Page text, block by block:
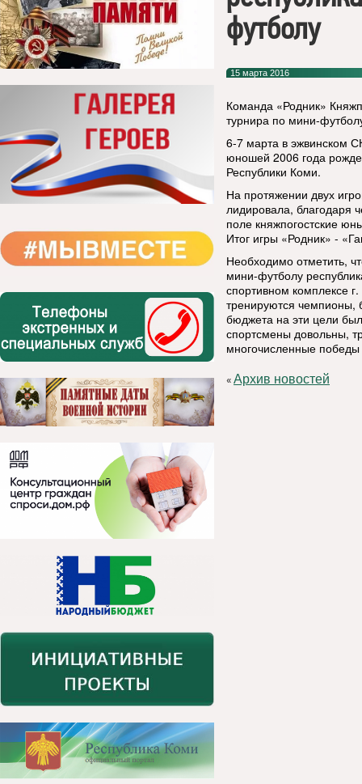
футболу
15 марта 2016
Команда «Родник»
турнира по мини-
6-7 марта в эжвинском
юношей 2006 года
Республики Коми.
На протяжении двух
лидировала,
поле княжпогостские
Итог игры «Родник» -
Необходимо отметить,
мини-футболу
спортивном комплексе
тренируются чемпионы,
бюджета на эти цели
спортсмены довольны,
многочисленные победы
«Архив новостей